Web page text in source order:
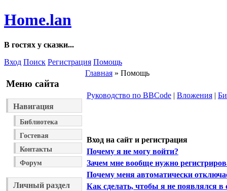
Home.lan
В гостях у сказки...
Вход Поиск Регистрация Помощь
Меню сайта
Навигация
Библиотека
Гостевая
Контакты
Форум
Личный раздел
Главная » Помощь
Руководство по BBCode | Вложения |
Вход на сайт и регистрация
Почему я не могу войти?
Зачем мне вообще нужно
Почему меня автоматически
Как сделать, чтобы я не появлялся в